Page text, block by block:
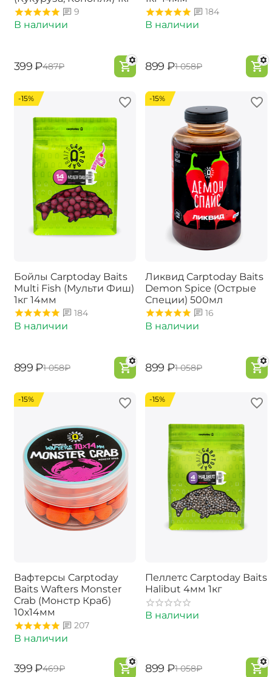
9
В наличии
‍399‍ ₽‍487‍₽
184
В наличии
‍899‍ ₽‍1 058‍₽
-15%
Бойлы Carptoday Baits
Multi Fish (Мульти Фиш)
1кг 14мм
184
В наличии
‍899‍ ₽‍1 058‍₽
-15%
Ликвид Carptoday Baits
Demon Spice (Острые
Специи) 500мл
16
В наличии
‍899‍ ₽‍1 058‍₽
-15%
Вафтерсы Carptoday
Baits Wafters Monster
Crab (Монстр Краб)
10х14мм
207
В наличии
‍399‍ ₽‍469‍₽
-15%
Пеллетс Carptoday Baits
Halibut 4мм 1кг
В наличии
‍899‍ ₽‍1 058‍₽